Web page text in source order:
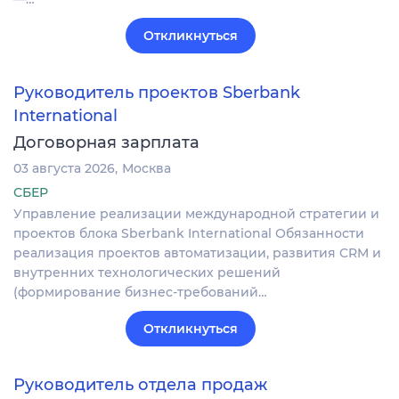
Откликнуться
Руководитель проектов Sberbank
International
Договорная зарплата
03 августа 2026 Москва
СБЕР
Управление реализации международной стратегии и
проектов блока Sberbank International Обязанности
реализация проектов автоматизации, развития CRM и
внутренних технологических решений
(формирование бизнес-требований…
Откликнуться
Руководитель отдела продаж